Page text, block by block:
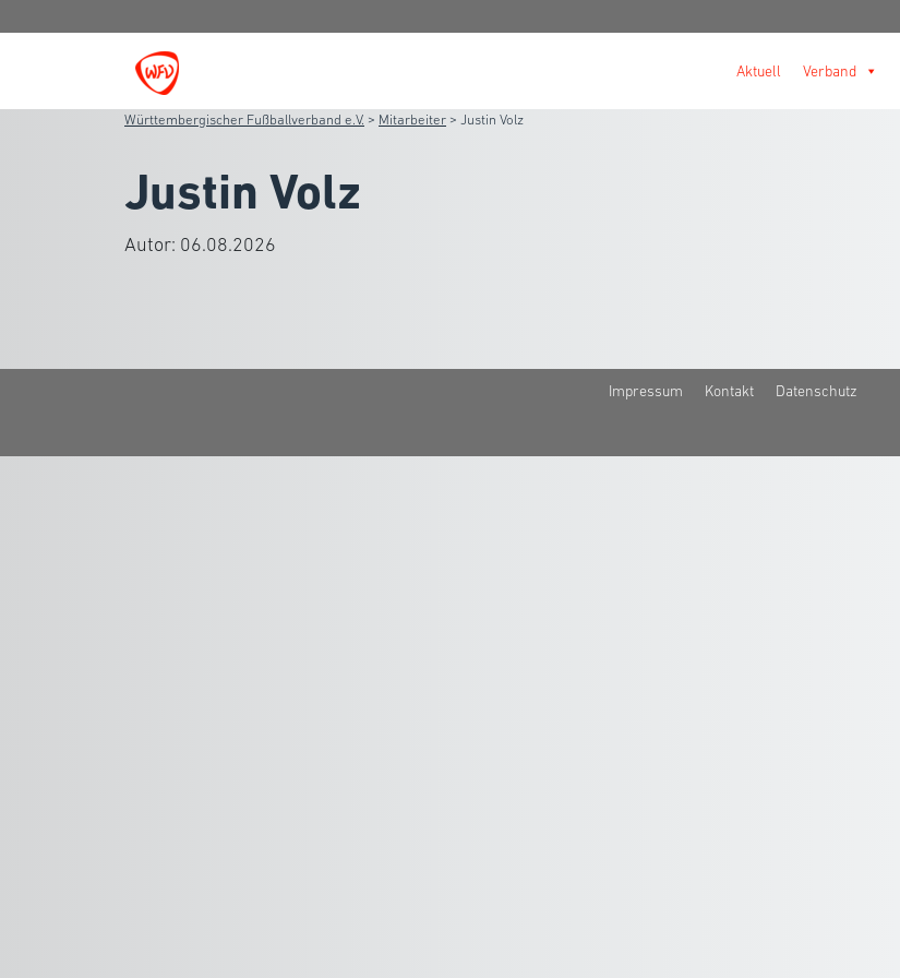
Aktuell Verband
Württembergischer Fußballverband e.V. > Mitarbeiter > Justin Volz
Justin Volz
Autor: 06.08.2026
Impressum Kontakt Datenschutz